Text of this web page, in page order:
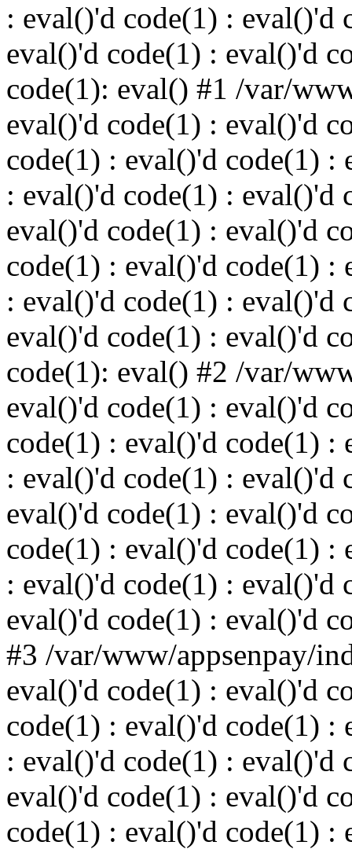
: eval()'d code(1) : eval()'d
eval()'d code(1) : eval()'d
code(1): eval() #1 /var/
eval()'d code(1) : eval()'d
code(1) : eval()'d code(1) :
: eval()'d code(1) : eval()'d
eval()'d code(1) : eval()'d
code(1) : eval()'d code(1) :
: eval()'d code(1) : eval()'d
eval()'d code(1) : eval()'d
code(1): eval() #2 /var/
eval()'d code(1) : eval()'d
code(1) : eval()'d code(1) :
: eval()'d code(1) : eval()'d
eval()'d code(1) : eval()'d
code(1) : eval()'d code(1) :
: eval()'d code(1) : eval()'d
eval()'d code(1) : eval()'d
#3 /var/www/appsenpay/
eval()'d code(1) : eval()'d
code(1) : eval()'d code(1) :
: eval()'d code(1) : eval()'d
eval()'d code(1) : eval()'d
code(1) : eval()'d code(1) :